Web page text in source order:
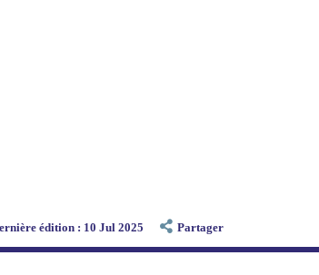
édition : 10 Jul 2025 Partager